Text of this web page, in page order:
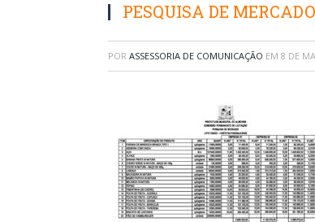
PESQUISA DE MERCADO
POR ASSESSORIA DE COMUNICAÇÃO EM 8 DE